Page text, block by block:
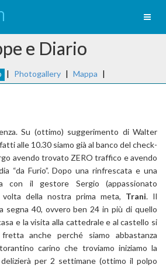
e Diario
| Photogallery | Mappa |
Su (ottimo) suggerimento di Walter
alle 10.30 siamo già al banco del check-
avendo trovato ZERO traffico e avendo
“da Furio”. Dopo una rinfrescata e una
con il gestore Sergio (appassionato
della nostra prima meta, Trani. Il
segna 40, ovvero ben 24 in più di quello
e la visita alla cattedrale e al castello si
anche perché siamo abbastanza
carino che troviamo iniziamo la
delizierà per 2 settimane (ottimo il polpo